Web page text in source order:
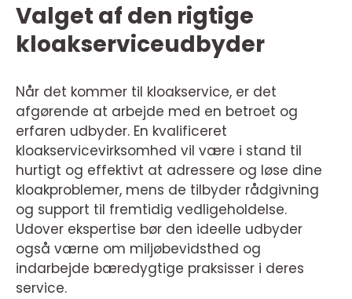
Valget af den rigtige
kloakserviceudbyder
Når det kommer til kloakservice, er det
afgørende at arbejde med en betroet og
erfaren udbyder. En kvalificeret
kloakservicevirksomhed vil være i stand til
hurtigt og effektivt at adressere og løse dine
kloakproblemer, mens de tilbyder rådgivning
og support til fremtidig vedligeholdelse.
Udover ekspertise bør den ideelle udbyder
også værne om miljøbevidsthed og
indarbejde bæredygtige praksisser i deres
service.